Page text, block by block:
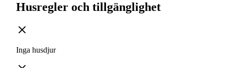
Husregler och tillgänglighet
Inga husdjur